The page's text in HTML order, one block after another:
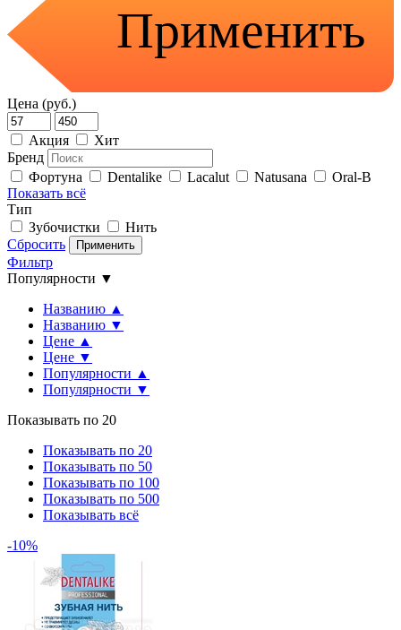
Применить
Цена (руб.)
Акция
Хит
Бренд
Фортуна
Dentalike Lacalut Natusana
Oral-B
Показать всё
Тип
Зубочистки
Нить
Сбросить
Применить
Фильтр
Популярности ▼
Названию ▲
Названию ▼
Цене ▲
Цене ▼
Популярности ▲
Популярности ▼
Показывать по 20
Показывать по 20
Показывать по 50
Показывать по 100
Показывать по 500
Показывать всё
-10%